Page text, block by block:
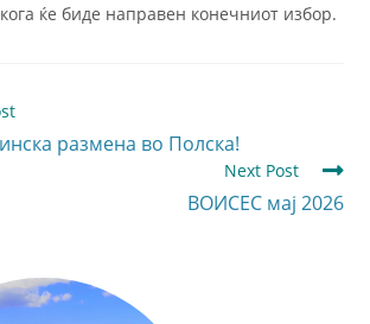
ќе биде направен конечниот избор.
размена во Полска!
Next Post
ВОИСЕС мај 2026